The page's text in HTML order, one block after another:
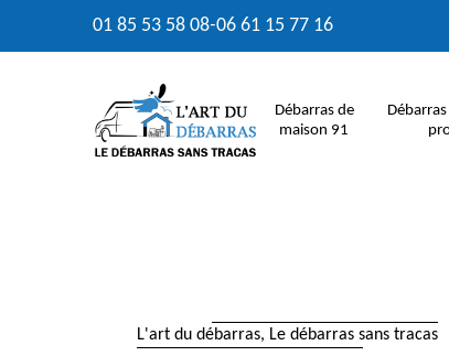
01 85 53 58 08-06 61 15 77 16
Débarras de
maison 91
L'art du débarras, Le débarras sans tracas